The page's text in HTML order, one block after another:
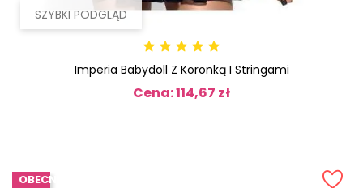
SZYBKI PODGLĄD
Imperia Babydoll Z Koronką I Stringami
Cena: 114,67 zł
OBECNIE